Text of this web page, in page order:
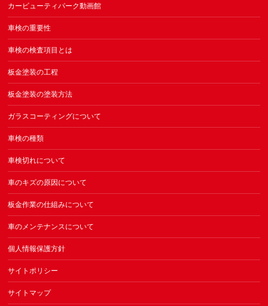
カービューティパーク動画館
車検の重要性
車検の検査項目とは
板金塗装の工程
板金塗装の塗装方法
ガラスコーティングについて
車検の種類
車検切れについて
車のキズの原因について
板金作業の仕組みについて
車のメンテナンスについて
個人情報保護方針
サイトポリシー
サイトマップ